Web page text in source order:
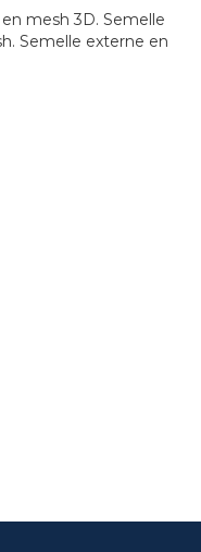
mesh 3D. Semelle
Semelle externe en